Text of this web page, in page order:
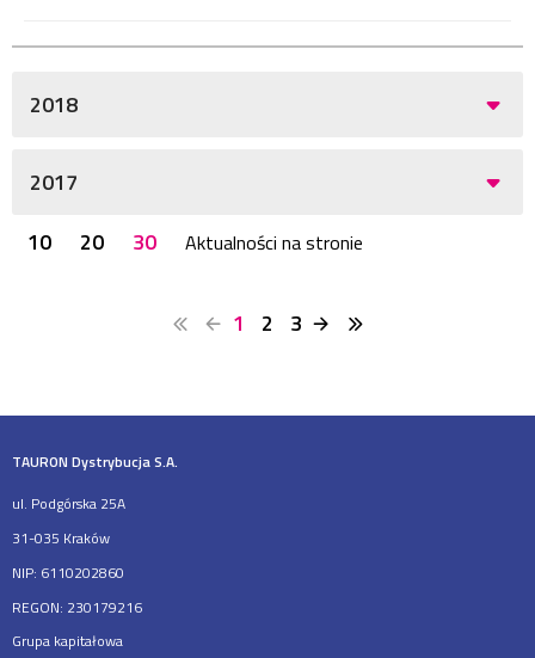
2018
2017
10
20 30 Aktualności na stronie
1 2 3
TAURON Dystrybucja S.A.
ul. Podgórska 25A
31-035 Kraków
NIP: 6110202860
REGON: 230179216
Grupa kapitałowa